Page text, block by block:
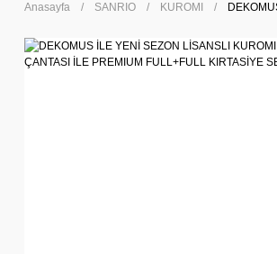
Anasayfa SANRIO KUROMI